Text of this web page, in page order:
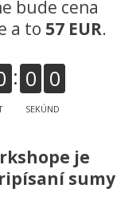
bude cena
a to 57 EUR.
0 0
SEKÚND
je
sumy